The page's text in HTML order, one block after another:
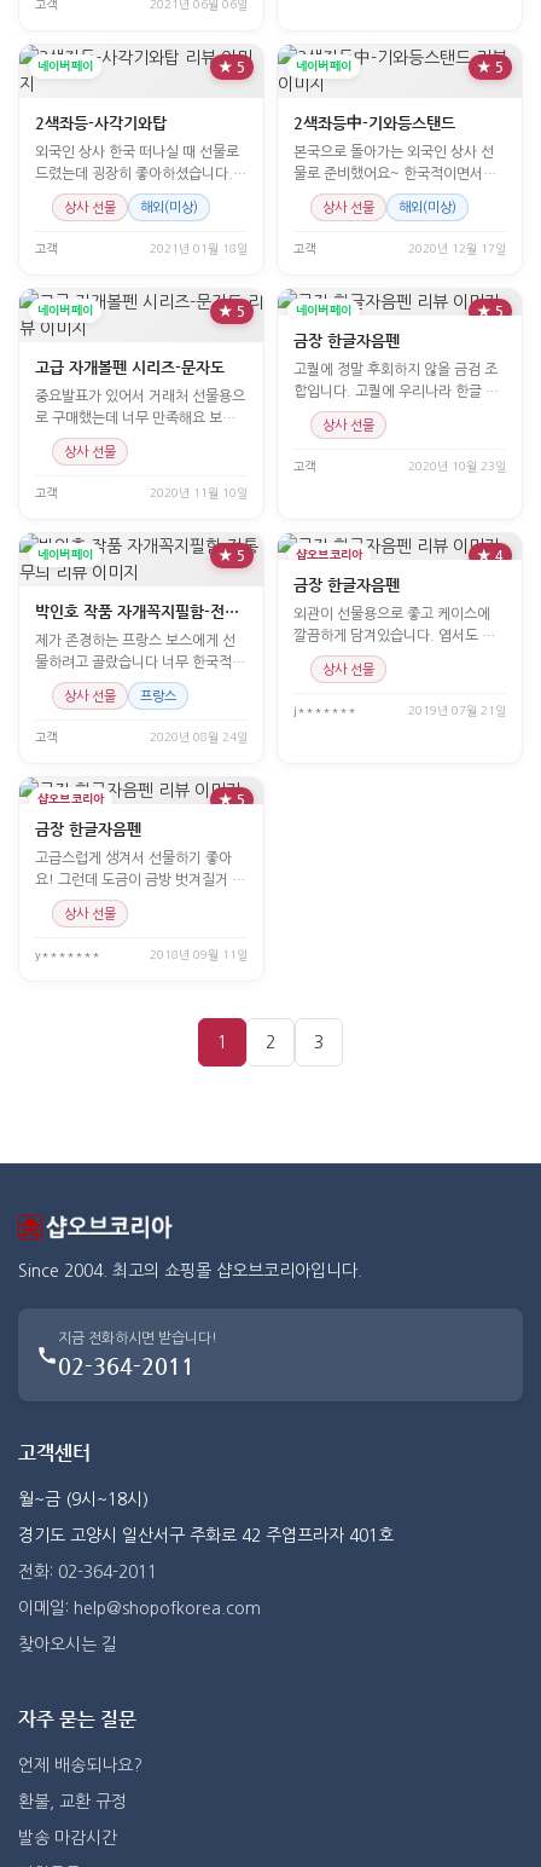
고객 2021년 06월 06일
네이버페이 ★ 5
2색좌등-사각기와탑
외국인 상사 한국 떠나실 때 선물로
드렸는데 굉장히 좋아하셨습니다.
감사합니다!
상사 선물 해외(미상)
고객 2021년 01월 18일
네이버페이 ★ 5
2색좌등中-기와등스탠드
본국으로 돌아가는 외국인 상사 선
물로 준비했어요~ 한국적이면서도
사용도 있고 좀 크기가 있는 선물로
고...
상사 선물 해외(미상)
고객 2020년 12월 17일
네이버페이 ★ 5
고급 자개볼펜 시리즈-문자도
중요발표가 있어서 거래처 선물용으
로 구매했는데 너무 만족해요 보내
주신 사은품도 잘 쓰겠습니다.
상사 선물
고객 2020년 11월 10일
네이버페이 ★ 5
금장 한글자음펜
고퀄에 정말 후회하지 않을 금검 조
합입니다. 고퀄에 우리나라 한글 자
음까지 박혀있어 정말 잘 고른것 같
아...
상사 선물
고객 2020년 10월 23일
네이버페이 ★ 5
박인호 작품 자개꼭지필함-전통무늬
제가 존경하는 프랑스 보스에게 선
물하려고 골랐습니다 너무 한국적이
고 고급스러워 그 분도 좋아하시리
라 생각합니다
상사 선물 프랑스
고객 2020년 08월 24일
샵오브코리아 ★ 4
금장 한글자음펜
외관이 선물용으로 좋고 케이스에
깔끔하게 담겨있습니다. 엽서도 선
물로 주시고 한글과 훈민정
상사 선물
j******* 2019년 07월 21일
샵오브코리아 ★ 5
금장 한글자음펜
고급스럽게 생겨서 선물하기 좋아
요! 그런데 도금이 금방 벗겨질거 같
아서 은장이 더 좋을 것
상사 선물
y******* 2018년 09월 11일
1 2 3
Since 2004. 최고의 쇼핑몰 샵오브코리아입니다.
지금 전화하시면 받습니다!
02-364-2011
고객센터
월~금 (9시~18시)
경기도 고양시 일산서구 주화로 42 주엽프라자 401호
전화: 02-364-2011
이메일: help@shopofkorea.com
찾아오시는 길
자주 묻는 질문
언제 배송되나요?
환불, 교환 규정
발송 마감시간